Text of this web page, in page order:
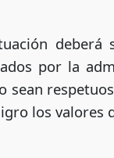
por la
sean
los valores